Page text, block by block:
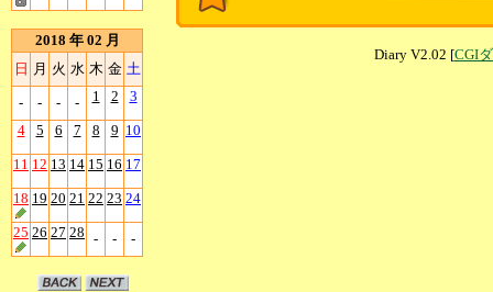
2018 年 02 月
日 月 火 水 木 金 土
- - - - 1 2 3
4 5 6 7 8 9 10
11 12 13 14 15 16 17
18 19 20 21 22 23 24
25 26 27 28 - - -
Diary V2.02 [CGI